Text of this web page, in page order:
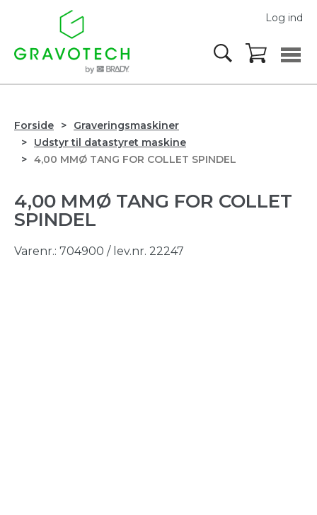
Log ind
Forside
Graveringsmaskiner
Udstyr til datastyret maskine
4,00 MMØ TANG FOR COLLET SPINDEL
4,00 MMØ TANG FOR COLLET
SPINDEL
Varenr.: 704900 / lev.nr. 22247